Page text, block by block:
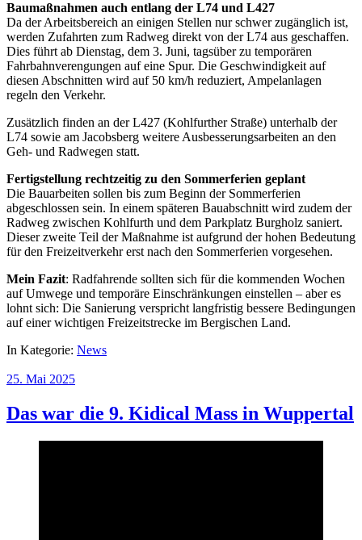
Baumaßnahmen auch entlang der L74 und L427
Da der Arbeitsbereich an einigen Stellen nur schwer zugänglich ist,
werden Zufahrten zum Radweg direkt von der L74 aus geschaffen.
Dies führt ab Dienstag, dem 3. Juni, tagsüber zu temporären
Fahrbahnverengungen auf eine Spur. Die Geschwindigkeit auf
diesen Abschnitten wird auf 50 km/h reduziert, Ampelanlagen
regeln den Verkehr.
Zusätzlich finden an der L427 (Kohlfurther Straße) unterhalb der
L74 sowie am Jacobsberg weitere Ausbesserungsarbeiten an den
Geh- und Radwegen statt.
Fertigstellung rechtzeitig zu den Sommerferien geplant
Die Bauarbeiten sollen bis zum Beginn der Sommerferien
abgeschlossen sein. In einem späteren Bauabschnitt wird zudem der
Radweg zwischen Kohlfurth und dem Parkplatz Burgholz saniert.
Dieser zweite Teil der Maßnahme ist aufgrund der hohen Bedeutung
für den Freizeitverkehr erst nach den Sommerferien vorgesehen.
Mein Fazit: Radfahrende sollten sich für die kommenden Wochen
auf Umwege und temporäre Einschränkungen einstellen – aber es
lohnt sich: Die Sanierung verspricht langfristig bessere Bedingungen
auf einer wichtigen Freizeitstrecke im Bergischen Land.
In Kategorie: News
25. Mai 2025
Das war die 9. Kidical Mass in Wuppertal